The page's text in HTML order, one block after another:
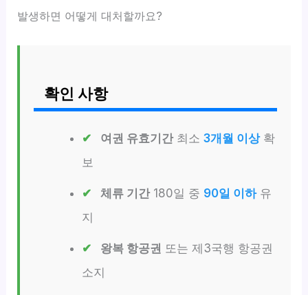
발생하면 어떻게 대처할까요?
확인 사항
여권 유효기간최소 3개월 이상확
보
체류 기간180일 중 90일 이하유
지
왕복 항공권 또는 제3국행 항공권
소지